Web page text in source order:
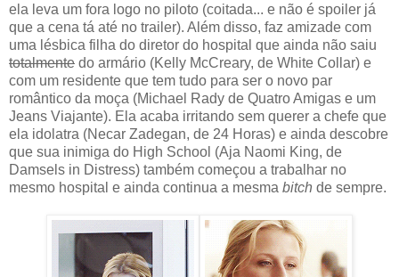
ela leva um fora logo no piloto (coitada... e não é spoiler já
que a cena tá até no trailer). Além disso, faz amizade com
uma lésbica filha do diretor do hospital que ainda não saiu
totalmente do armário (Kelly McCreary, de White Collar) e
com um residente que tem tudo para ser o novo par
romântico da moça (Michael Rady de Quatro Amigas e um
Jeans Viajante). Ela acaba irritando sem querer a chefe que
ela idolatra (Necar Zadegan, de 24 Horas) e ainda descobre
que sua inimiga do High School (Aja Naomi King, de
Damsels in Distress) também começou a trabalhar no
mesmo hospital e ainda continua a mesma bitch de sempre.